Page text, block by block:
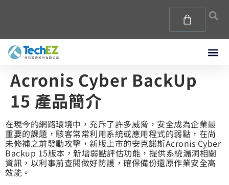
Acronis Cyber BackUp
15 產品簡介
在現今的網路環境中，充斥了許多威脅，安全成為企業最
重要的課題，駭客常常利用系統或應用程式的弱點，在尚
未修補之前發動攻擊，新版上市的安克諾斯Acronis Cyber
Backup 15版本，新增弱點評估功能，提供系統漏洞相關
資訊，以利事前查閱做好防護，確保備份還原作業安全高
效能。